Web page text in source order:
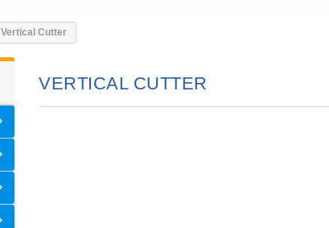
Vertical Cutter
VERTICAL CUTTER